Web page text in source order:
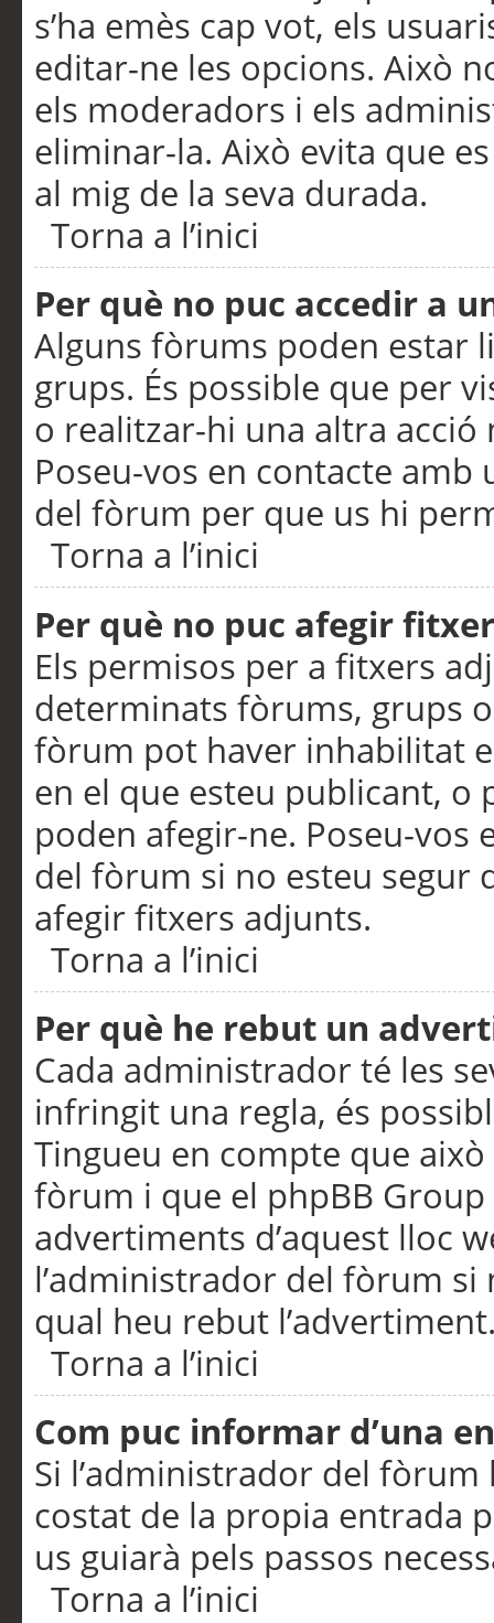
s’ha emès cap vot, els
editar-ne les opcions. Això
els moderadors i els
eliminar-la. Això evita que
al mig de la seva durada.
Torna a l’inici
Per què no puc accedir a
Alguns fòrums poden estar
grups. És possible que per
o realitzar-hi una altra acció
Poseu-vos en contacte
del fòrum per que us hi
Torna a l’inici
Per què no puc afegir
Els permisos per a fitxers
determinats fòrums, grups
fòrum pot haver inhabilitat
en el que esteu publicant,
poden afegir-ne. Poseu-vos
del fòrum si no esteu segur
afegir fitxers adjunts.
Torna a l’inici
Per què he rebut un
Cada administrador té les
infringit una regla, és
Tingueu en compte que
fòrum i que el phpBB
advertiments d’aquest lloc
l’administrador del fòrum
qual heu rebut
Torna a l’inici
Com puc informar d’una
Si l’administrador del
costat de la propia entrada
us guiarà pels passos
Torna a l’inici